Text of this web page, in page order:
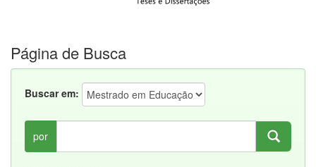
Página de Busca
Buscar em:
por